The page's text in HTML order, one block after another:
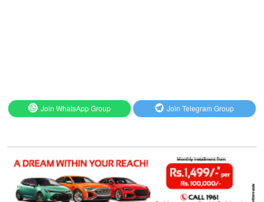
Join WhatsApp Group Join Telegram Group